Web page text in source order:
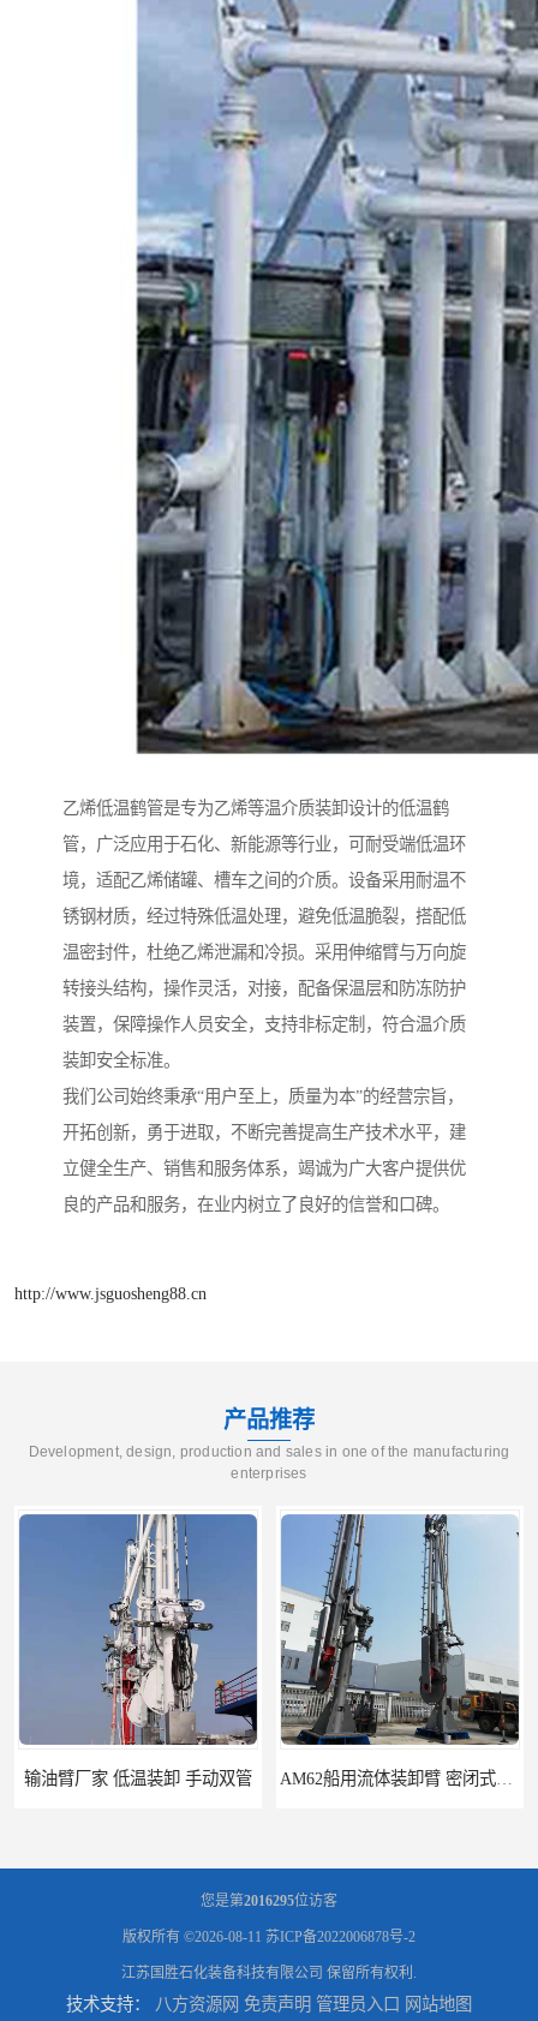
乙烯低温鹤管是专为乙烯等温介质装卸设计的低温鹤
管，广泛应用于石化、新能源等行业，可耐受端低温环
境，适配乙烯储罐、槽车之间的介质。设备采用耐温不
锈钢材质，经过特殊低温处理，避免低温脆裂，搭配低
温密封件，杜绝乙烯泄漏和冷损。采用伸缩臂与万向旋
转接头结构，操作灵活，对接，配备保温层和防冻防护
装置，保障操作人员安全，支持非标定制，符合温介质
装卸安全标准。
我们公司始终秉承“用户至上，质量为本”的经营宗旨，
开拓创新，勇于进取，不断完善提高生产技术水平，建
立健全生产、销售和服务体系，竭诚为广大客户提供优
良的产品和服务，在业内树立了良好的信誉和口碑。
http://www.jsguosheng88.cn
产品推荐
Development, design, production and sales in one of the manufacturing
enterprises
AM62船用流体装卸臂 密闭式装卸臂 多种型号可供选择 高低温顶部装车鹤管 耐高温耐高压耐腐蚀
您是第2016295位访客
版权所有 ©2026-08-11 苏ICP备2022006878号-2
江苏国胜石化装备科技有限公司 保留所有权利.
技术支持： 八方资源网 免责声明 管理员入口 网站地图